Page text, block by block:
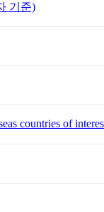
기준)
countries of